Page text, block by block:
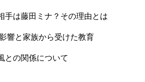
手は藤田ミナ？その理由とは
響と家族から受けた教育
との関係について